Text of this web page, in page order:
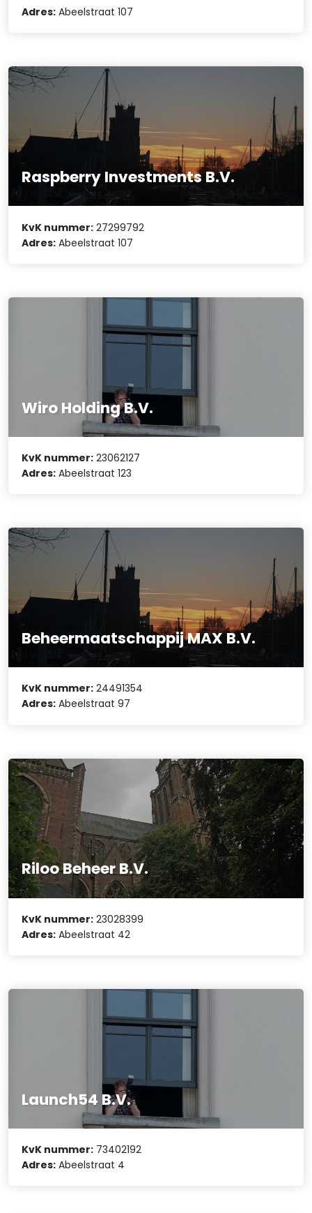
Adres: Abeelstraat 107
Raspberry Investments B.V.
KvK nummer: 27299792
Adres: Abeelstraat 107
Wiro Holding B.V.
KvK nummer: 23062127
Adres: Abeelstraat 123
Beheermaatschappij MAX B.V.
KvK nummer: 24491354
Adres: Abeelstraat 97
Riloo Beheer B.V.
KvK nummer: 23028399
Adres: Abeelstraat 42
Launch54 B.V.
KvK nummer: 73402192
Adres: Abeelstraat 4